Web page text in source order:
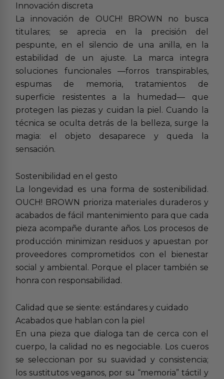
Innovación discreta
La innovación de OUCH! BROWN no busca
titulares; se aprecia en la precisión del
pespunte, en el silencio de una anilla, en la
estabilidad de un ajuste. La marca integra
soluciones funcionales —forros transpirables,
espumas de memoria, tratamientos de
superficie resistentes a la humedad— que
protegen las piezas y cuidan la piel. Cuando la
técnica se oculta detrás de la belleza, surge la
magia: el objeto desaparece y queda la
sensación.
Sostenibilidad en el gesto
La longevidad es una forma de sostenibilidad.
OUCH! BROWN prioriza materiales duraderos y
acabados de fácil mantenimiento para que cada
pieza acompañe durante años. Los procesos de
producción minimizan residuos y apuestan por
proveedores comprometidos con el bienestar
social y ambiental. Porque el placer también se
honra con responsabilidad.
Calidad que se siente: estándares y cuidado
Acabados que hablan con la piel
En una pieza que dialoga tan de cerca con el
cuerpo, la calidad no es negociable. Los cueros
se seleccionan por su suavidad y consistencia;
los sustitutos veganos, por su “memoria” táctil y